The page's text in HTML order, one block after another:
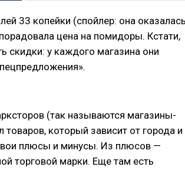
33 копейки (спойлер: она
цена на помидоры. Кстати,
скидки: у каждого магазина они
(так называются магазины-
который зависит от города и
плюсы и минусы. Из плюсов —
торговой марки. Еще там есть